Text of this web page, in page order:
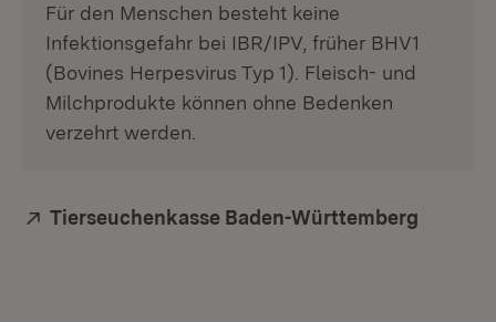
Für den Menschen besteht keine
Infektionsgefahr bei IBR/IPV, früher BHV1
(Bovines Herpesvirus Typ 1). Fleisch- und
Milchprodukte können ohne Bedenken
verzehrt werden.
Extern:
Tierseuchenkasse Baden-Württemberg